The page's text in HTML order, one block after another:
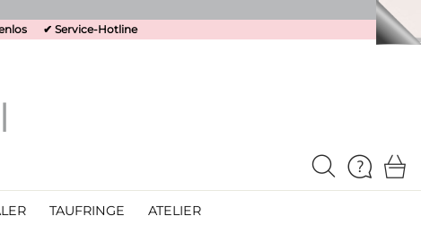
✔ Service-Hotline
TAUFRINGE ATELIER